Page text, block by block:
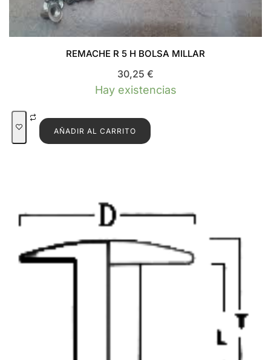
REMACHE R 5 H BOLSA MILLAR
30,25 €
Hay existencias
AÑADIR AL CARRITO